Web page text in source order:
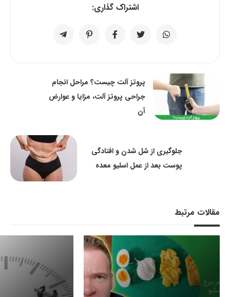
اشتراک گذاری:
پروتز آلت چیست؟ مراحل انجام
جراحی پروتز آلت، مزایا و عوارض
آن
جلوگیری از شل شدن و افتادگی
پوست بعد از عمل اسلیو معده
مقالات مرتبط